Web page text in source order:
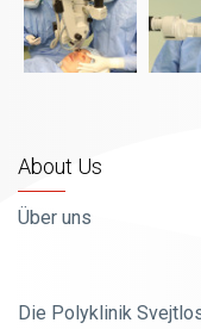
About Us
Über uns
Die Polyklinik